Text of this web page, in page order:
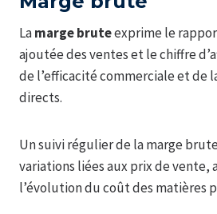
Lamarge bruteexprime le
ajoutée des ventes et le chiffre
de l’efficacité commerciale et de
directs.
Un suivi régulier de la marge
variations liées aux prix de vente,
l’évolution du coût des matières